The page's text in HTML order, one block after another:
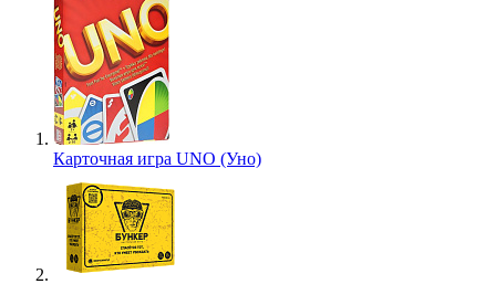
Карточная игра UNO (Уно)